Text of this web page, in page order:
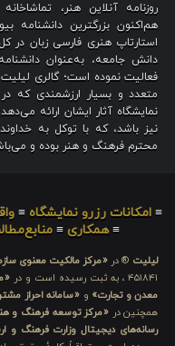
روزنامه آنلاین هنر،
هم‌اکنون بزرگترین دانشنامه
استارتاپ هنری فارسی زبان در
دانش جامعه، به‌عنوان
فعالیت نموده است؛ گالری لیلیت
متعدد و بسیار ارزشمندی که
نمایشگاه آثار ایشان ارائه
نیز باشد، که با توکل به
محترم فرهنگ و هنر بوده و
≡ امکانات رزرو نمایشگاه ≡
≡همکاری ≡
لیلیت ® در «مرکز مالکیت معنوی
۴۵۱۸۴۱ ، به ثبت رسیده است و در
معدن و تجارت» و «سامانه احراز
همچنین در «مرکز توسعه فرهنگ و
رسانه‌های دیجیتال وزارت فرهنگ و